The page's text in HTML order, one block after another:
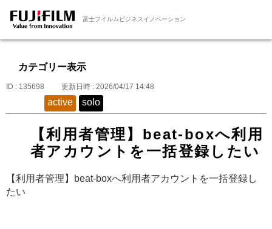
富士フイルムビジネスイノベーション
カテゴリー表示
ID : 135698 更新日時 : 2026/04/17 14:48
active solo
【利用者管理】beat-boxへ利用
者アカウントを一括登録したい
【利用者管理】beat-boxへ利用者アカウントを一括登録し
たい